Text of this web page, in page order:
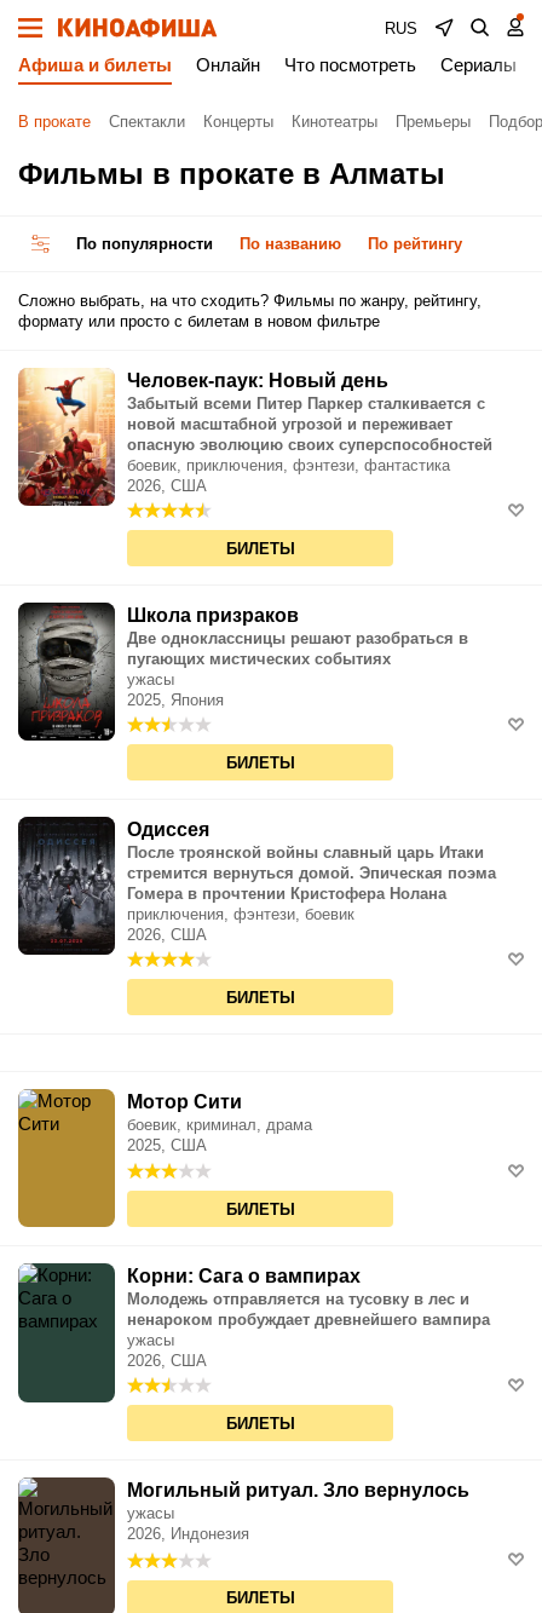
RUS
Афиша и билеты Онлайн Что посмотреть Сериалы
В прокате Спектакли Концерты Кинотеатры Премьеры
Фильмы в прокате в Алматы
По популярности По названию По рейтингу
Сложно выбрать, на что сходить? Фильмы по жанру, рейтингу,
формату или просто с билетам в новом фильтре
Человек-паук: Новый день
Забытый всеми Питер Паркер сталкивается с
новой масштабной угрозой и переживает
опасную эволюцию своих суперспособностей
боевик, приключения, фэнтези, фантастика
2026, США
БИЛЕТЫ
Школа призраков
Две одноклассницы решают разобраться в
пугающих мистических событиях
ужасы
2025, Япония
БИЛЕТЫ
Одиссея
После троянской войны славный царь Итаки
стремится вернуться домой. Эпическая поэма
Гомера в прочтении Кристофера Нолана
приключения, фэнтези, боевик
2026, США
БИЛЕТЫ
Мотор Сити
боевик, криминал, драма
2025, США
БИЛЕТЫ
Корни: Сага о вампирах
Молодежь отправляется на тусовку в лес и
ненароком пробуждает древнейшего вампира
ужасы
2026, США
БИЛЕТЫ
Могильный ритуал. Зло вернулось
ужасы
2026, Индонезия
БИЛЕТЫ